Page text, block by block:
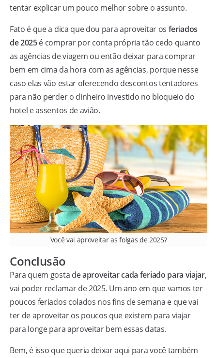
tentar explicar um pouco melhor sobre o assunto.
Fato é que a dica que dou para aproveitar os feriados
de 2025é comprar por conta própria tão cedo quanto
as agências de viagem ou então deixar para comprar
bem em cima da hora com as agências, porque nesse
caso elas vão estar oferecendo descontos tentadores
para não perder o dinheiro investido no bloqueio do
hotel e assentos de avião.
Você vai aproveitar as folgas de 2025?
Conclusão
Para quem gosta deaproveitar cada feriado para viajar,
vai poder reclamar de 2025. Um ano em que vamos ter
poucos feriados colados nos fins de semana e que vai
ter de aproveitar os poucos que existem para viajar
para longe para aproveitar bem essas datas.
Bem, é isso que queria deixar aqui para você também